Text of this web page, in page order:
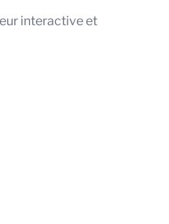
interactive et